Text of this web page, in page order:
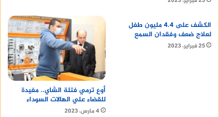
الكشف على 4.4 مليون طفل
لعلاج ضعف وفقدان السمع
25 فبراير، 2023
أوع ترمي فتلة الشاي.. مفيدة
للقضاء علي الهالات السوداء
4 مارس، 2023